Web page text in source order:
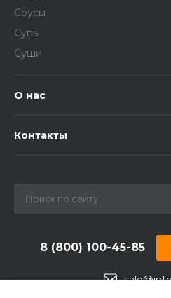
Соусы
Супы
Суши
О нас
Контакты
8 (800) 100-45-85